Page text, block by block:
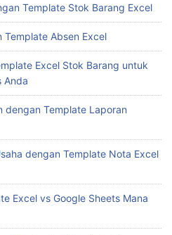
Template Stok Barang Excel
Template Absen Excel
Excel Stok Barang untuk
Anda
dengan Template Laporan
dengan Template Nota Excel
Excel vs Google Sheets Mana